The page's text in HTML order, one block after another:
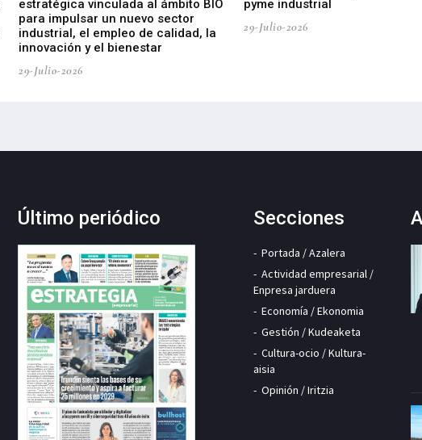
estratégica vinculada al ámbito BIO
para impulsar un nuevo sector
industrial, el empleo de calidad, la
innovación y el bienestar
29-Julio-2026
pyme industrial
29-Julio-2026
Último periódico Secciones
Portada / Azalera
Actividad empresarial /
Enpresa jarduera
Economía / Ekonomia
Gestión / Kudeaketa
Cultura-ocio / Kultura-
aisia
Opinión / Iritzia